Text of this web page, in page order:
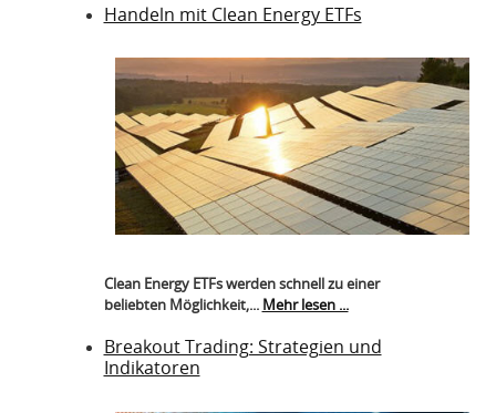
Handeln mit Clean Energy ETFs
Clean Energy ETFs werden schnell zu einer
beliebten Möglichkeit,... Mehr lesen ...
Breakout Trading: Strategien und
Indikatoren